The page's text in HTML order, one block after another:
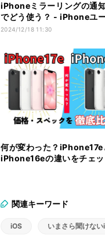
iPhoneミラーリングの通
でどう使う？ - iPhoneユ
ためのMacのトリセツ
2024/12/18 11:30
何が変わった？iPhone17e
iPhone16eの違いをチェッ
関連キーワード
iOS いまさら聞けな